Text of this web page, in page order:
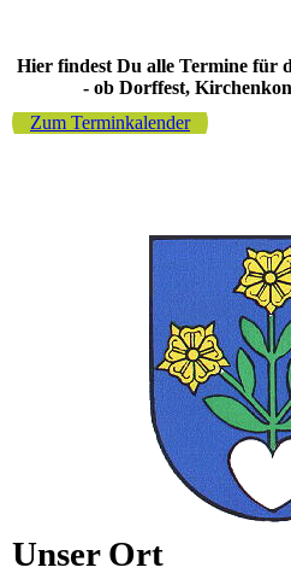
Hier findest Du alle Termine für
- ob Dorffest,
Zum Terminkalender
Unser Ort